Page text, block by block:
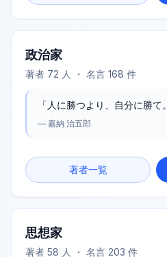
政治家
著者 72 人 ・ 名言 168 件
「 人に勝つより、自分に勝て。
— 嘉納 治五郎
著者一覧
思想家
著者 58 人 ・ 名言 203 件